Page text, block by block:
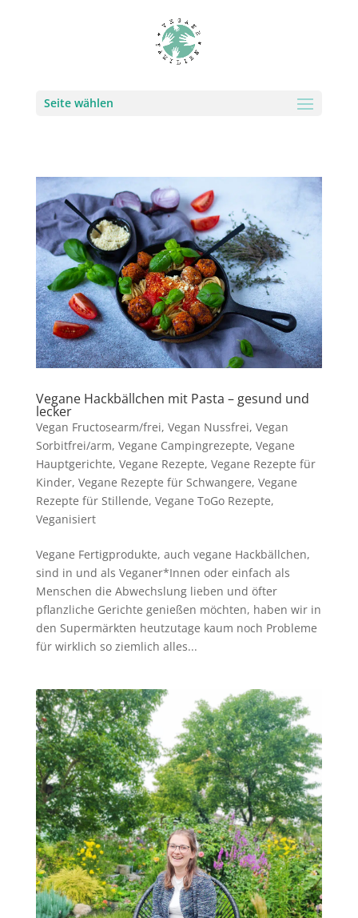
Seite wählen
Vegane Hackbällchen mit Pasta – gesund und
lecker
Vegan Fructosearm/frei, Vegan Nussfrei, Vegan
Sorbitfrei/arm, Vegane Campingrezepte, Vegane
Hauptgerichte, Vegane Rezepte, Vegane Rezepte für
Kinder, Vegane Rezepte für Schwangere, Vegane
Rezepte für Stillende, Vegane ToGo Rezepte,
Veganisiert
Vegane Fertigprodukte, auch vegane Hackbällchen,
sind in und als Veganer*Innen oder einfach als
Menschen die Abwechslung lieben und öfter
pflanzliche Gerichte genießen möchten, haben wir in
den Supermärkten heutzutage kaum noch Probleme
für wirklich so ziemlich alles...